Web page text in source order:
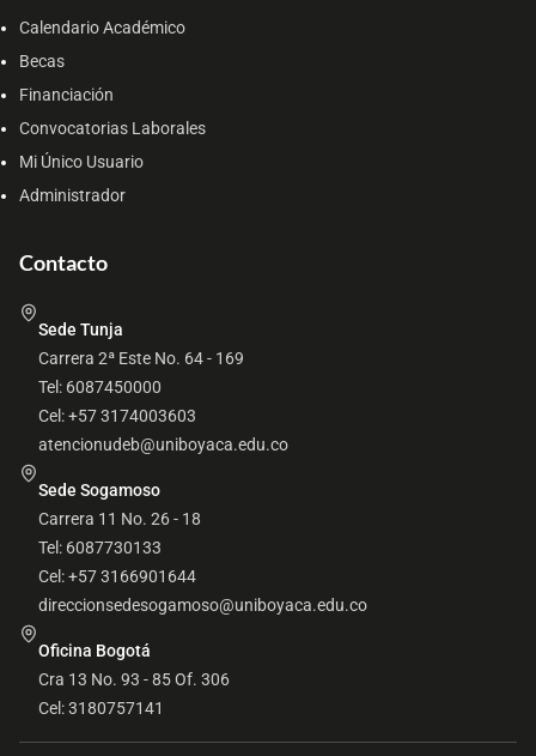
Calendario Académico
Becas
Financiación
Convocatorias Laborales
Mi Único Usuario
Administrador
Contacto
Sede Tunja
Carrera 2ª Este No. 64 - 169
Tel: 6087450000
Cel: +57 3174003603
atencionudeb@uniboyaca.edu.co
Sede Sogamoso
Carrera 11 No. 26 - 18
Tel: 6087730133
Cel: +57 3166901644
direccionsedesogamoso@uniboyaca.edu.co
Oficina Bogotá
Cra 13 No. 93 - 85 Of. 306
Cel: 3180757141